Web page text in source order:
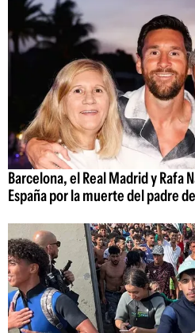
Barcelona, el Real Madrid y Rafa
España por la muerte del padre